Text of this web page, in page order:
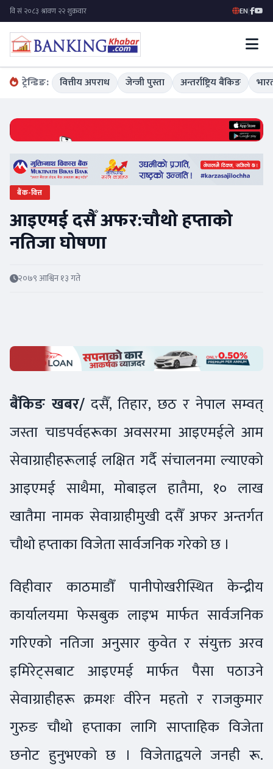
EN|
ट्रेन्डिङ: वित्तीय अपराध जेन्जी पुस्ता अन्तर्राष्ट्रिय बैंकिङ
बैंक-वित्त
आइएमई दसैँ अफर:चौथो हप्ताको
नतिजा घोषणा
२०७९ आश्विन १३ गते
बैंकिङ खबर/ दसैँ, तिहार, छठ र नेपाल सम्वत्
जस्ता चाडपर्वहरूका अवसरमा आइएमईले आम
सेवाग्राहीहरूलाई लक्षित गर्दै संचालनमा ल्याएको
आइएमई साथैमा, मोबाइल हातैमा, १० लाख
खातैमा नामक सेवाग्राहीमुखी दसैँ अफर अन्तर्गत
चौथो हप्ताका विजेता सार्वजनिक गरेको छ ।
विहीवार काठमाडौँ पानीपोखरीस्थित केन्द्रीय
कार्यालयमा फेसबुक लाइभ मार्फत सार्वजनिक
गरिएको नतिजा अनुसार कुवेत र संयुक्त अरव
इमिरेट्सबाट आइएमई मार्फत पैसा पठाउने
सेवाग्राहीहरू क्रमशः वीरेन महतो र राजकुमार
गुरुङ चौथो हप्ताका लागि साप्ताहिक विजेता
छनोट हुनुभएको छ । विजेताद्वयले जनही रू.